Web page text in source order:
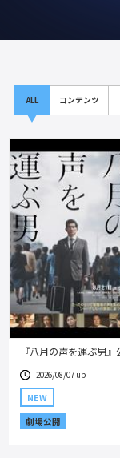
ALL コンテンツ
『八月の声を運ぶ男
2026/08/07 up
劇場公開
NEW